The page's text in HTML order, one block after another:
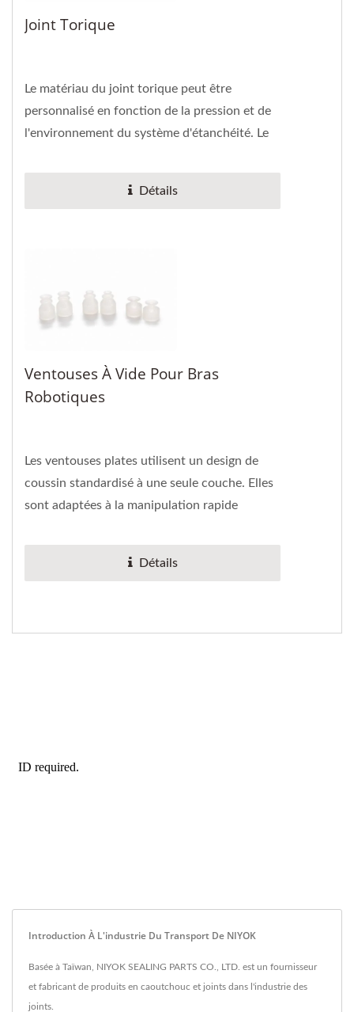
Joint Torique
Le matériau du joint torique peut être
personnalisé en fonction de la pression et de
l'environnement du système d'étanchéité. Le
Détails
Ventouses À Vide Pour Bras
Robotiques
Les ventouses plates utilisent un design de
coussin standardisé à une seule couche. Elles
sont adaptées à la manipulation rapide
Détails
Introduction À L'industrie Du Transport De NIYOK
Basée à Taïwan, NIYOK SEALING PARTS CO., LTD. est un fournisseur
et fabricant de produits en caoutchouc et joints dans l'industrie des
joints.